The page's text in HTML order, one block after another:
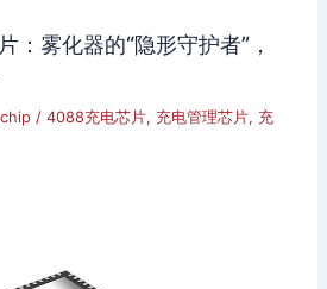
雾化器的“隐形守护者”，
/4088充电芯片, 充电管理芯片, 充